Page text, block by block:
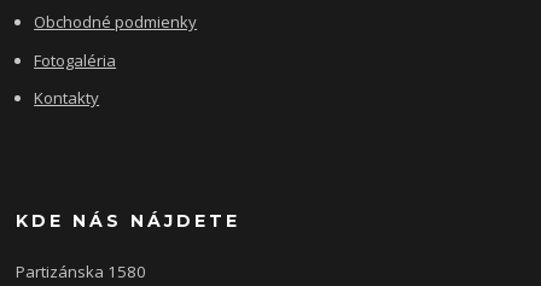
Obchodné podmienky
Fotogaléria
Kontakty
KDE NÁS NÁJDETE
Partizánska 1580